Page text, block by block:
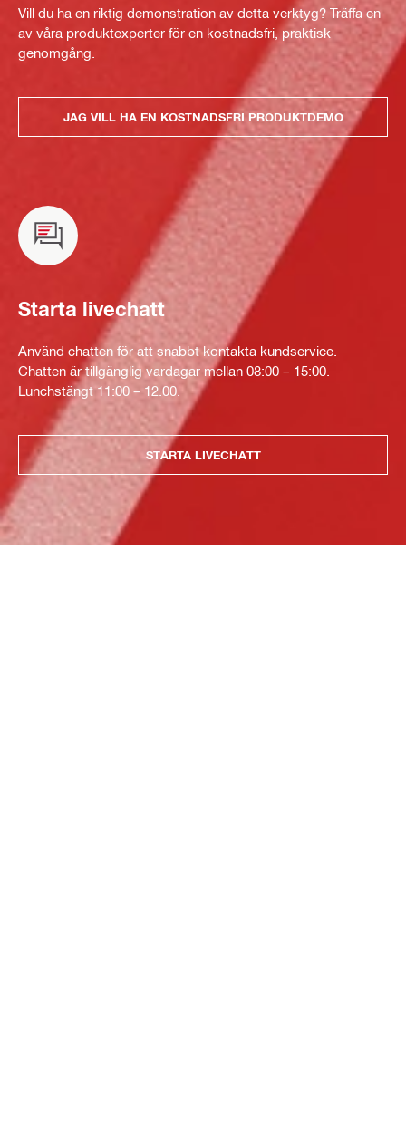
Vill du ha en riktig demonstration av detta verktyg? Träffa en
av våra produktexperter för en kostnadsfri, praktisk
genomgång.
JAG VILL HA EN KOSTNADSFRI PRODUKTDEMO
Starta livechatt
Använd chatten för att snabbt kontakta kundservice.
Chatten är tillgänglig vardagar mellan 08:00 – 15:00.
Lunchstängt 11:00 – 12.00.
STARTA LIVECHATT